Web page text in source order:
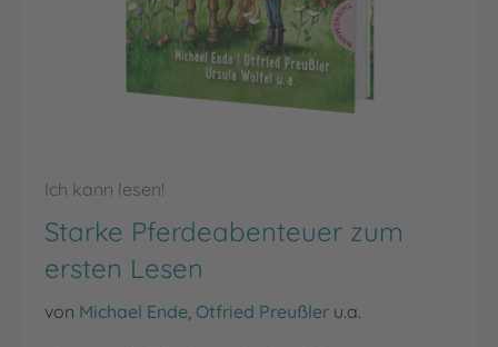
Ich kann lesen!
Starke Pferdeabenteuer zum
ersten Lesen
von Michael Ende Otfried Preußler u.a.